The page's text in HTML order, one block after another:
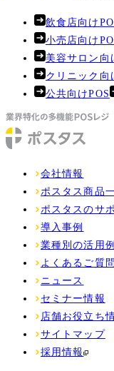
飲食店向け
小売店向け
美容サロン向
クリニック向
公共向けPOS
会社情報
ポスタス商品
ポスタスのサ
導入事例
業種別の活用例
よくあるご質問
ニュース
セミナー情報
店舗お役立ち
サイトマップ
採用情報